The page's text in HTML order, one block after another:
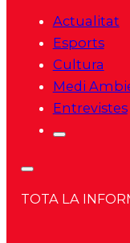
Actualitat
Esports
Cultura
Medi
Entrevistes
TOTA LA